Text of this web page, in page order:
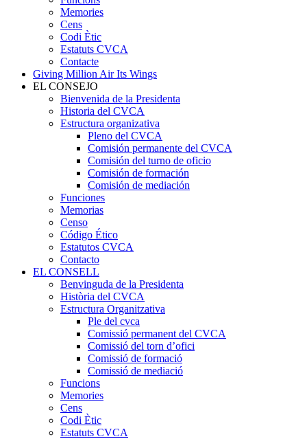
Memories
Cens
Codi Ètic
Estatuts CVCA
Contacte
Giving Million Air Its Wings
EL CONSEJO
Bienvenida de la Presidenta
Historia del CVCA
Estructura organizativa
Pleno del CVCA
Comisión permanente del CVCA
Comisión del turno de oficio
Comisión de formación
Comisión de mediación
Funciones
Memorias
Censo
Código Ético
Estatutos CVCA
Contacto
EL CONSELL
Benvinguda de la Presidenta
Història del CVCA
Estructura Organitzativa
Ple del cvca
Comissió permanent del CVCA
Comissió del torn d’ofici
Comissió de formació
Comissió de mediació
Funcions
Memories
Cens
Codi Ètic
Estatuts CVCA